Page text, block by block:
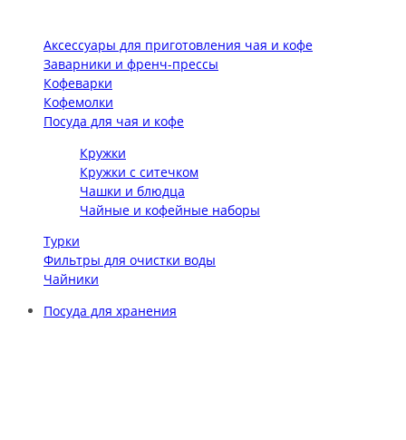
Аксессуары для приготовления чая и кофе
Заварники и френч-прессы
Кофеварки
Кофемолки
Посуда для чая и кофе
Кружки
Кружки с ситечком
Чашки и блюдца
Чайные и кофейные наборы
Турки
Фильтры для очистки воды
Чайники
Посуда для хранения